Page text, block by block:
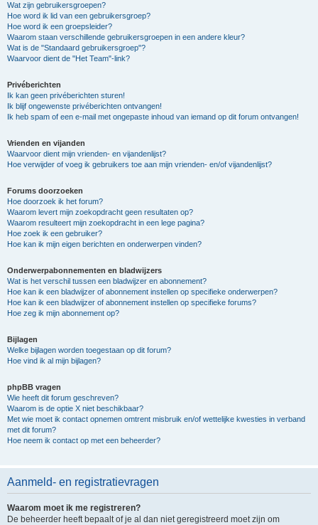
Wat zijn gebruikersgroepen?
Hoe word ik lid van een gebruikersgroep?
Hoe word ik een groepsleider?
Waarom staan verschillende gebruikersgroepen in een andere kleur?
Wat is de "Standaard gebruikersgroep"?
Waarvoor dient de "Het Team"-link?
Privéberichten
Ik kan geen privéberichten sturen!
Ik blijf ongewenste privéberichten ontvangen!
Ik heb spam of een e-mail met ongepaste inhoud van iemand op dit forum ontvangen!
Vrienden en vijanden
Waarvoor dient mijn vrienden- en vijandenlijst?
Hoe verwijder of voeg ik gebruikers toe aan mijn vrienden- en/of vijandenlijst?
Forums doorzoeken
Hoe doorzoek ik het forum?
Waarom levert mijn zoekopdracht geen resultaten op?
Waarom resulteert mijn zoekopdracht in een lege pagina?
Hoe zoek ik een gebruiker?
Hoe kan ik mijn eigen berichten en onderwerpen vinden?
Onderwerpabonnementen en bladwijzers
Wat is het verschil tussen een bladwijzer en abonnement?
Hoe kan ik een bladwijzer of abonnement instellen op specifieke onderwerpen?
Hoe kan ik een bladwijzer of abonnement instellen op specifieke forums?
Hoe zeg ik mijn abonnement op?
Bijlagen
Welke bijlagen worden toegestaan op dit forum?
Hoe vind ik al mijn bijlagen?
phpBB vragen
Wie heeft dit forum geschreven?
Waarom is de optie X niet beschikbaar?
Met wie moet ik contact opnemen omtrent misbruik en/of wettelijke kwesties in verband
met dit forum?
Hoe neem ik contact op met een beheerder?
Aanmeld- en registratievragen
Waarom moet ik me registreren?
De beheerder heeft bepaalt of je al dan niet geregistreerd moet zijn om